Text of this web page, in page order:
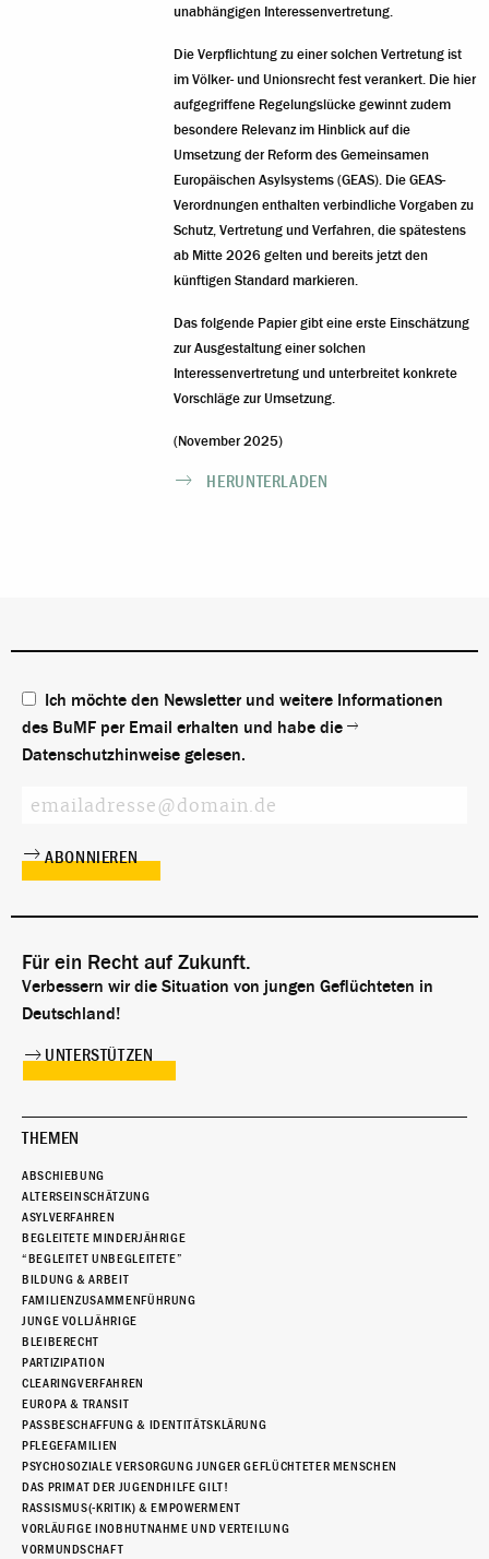
unabhängigen Interessenvertretung.
Die Verpflichtung zu einer solchen Vertretung ist
im Völker- und Unionsrecht fest verankert. Die hier
aufgegriffene Regelungslücke gewinnt zudem
besondere Relevanz im Hinblick auf die
Umsetzung der Reform des Gemeinsamen
Europäischen Asylsystems (GEAS). Die GEAS-
Verordnungen enthalten verbindliche Vorgaben zu
Schutz, Vertretung und Verfahren, die spätestens
ab Mitte 2026 gelten und bereits jetzt den
künftigen Standard markieren.
Das folgende Papier gibt eine erste Einschätzung
zur Ausgestaltung einer solchen
Interessenvertretung und unterbreitet konkrete
Vorschläge zur Umsetzung.
(November 2025)
HERUNTERLADEN
Ich möchte den Newsletter und weitere Informationen
des BuMF per Email erhalten und habe die
Datenschutzhinweise gelesen.
Für ein Recht auf Zukunft.
Verbessern wir die Situation von jungen Geflüchteten in
Deutschland!
UNTERSTÜTZEN
THEMEN
ABSCHIEBUNG
ALTERSEINSCHÄTZUNG
ASYLVERFAHREN
BEGLEITETE MINDERJÄHRIGE
“BEGLEITET UNBEGLEITETE”
BILDUNG & ARBEIT
FAMILIENZUSAMMENFÜHRUNG
JUNGE VOLLJÄHRIGE
BLEIBERECHT
PARTIZIPATION
CLEARINGVERFAHREN
EUROPA & TRANSIT
PASSBESCHAFFUNG & IDENTITÄTSKLÄRUNG
PFLEGEFAMILIEN
PSYCHOSOZIALE VERSORGUNG JUNGER GEFLÜCHTETER MENSCHEN
DAS PRIMAT DER JUGENDHILFE GILT!
RASSISMUS(-KRITIK) & EMPOWERMENT
VORLÄUFIGE INOBHUTNAHME UND VERTEILUNG
VORMUNDSCHAFT